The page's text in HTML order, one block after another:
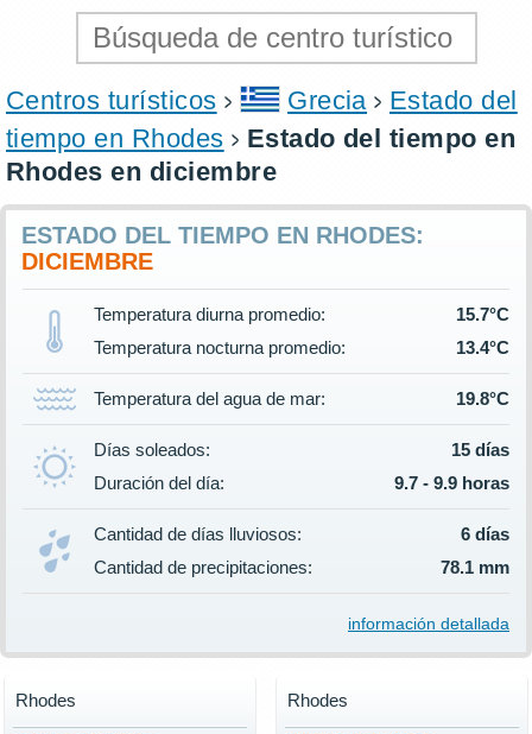
Centros turísticos Grecia
Estado del
tiempo en Rhodes
Estado del tiempo en
Rhodes en diciembre
ESTADO DEL TIEMPO EN RHODES:
DICIEMBRE
Temperatura diurna promedio:
15.7°C
Temperatura nocturna promedio:
13.4°C
Temperatura del agua de mar: 19.8°C
Días soleados:
15 días
Duración del día:
9.7 - 9.9 horas
Cantidad de días lluviosos:
6 días
Cantidad de precipitaciones:
78.1 mm
información detallada
Rhodes Rhodes